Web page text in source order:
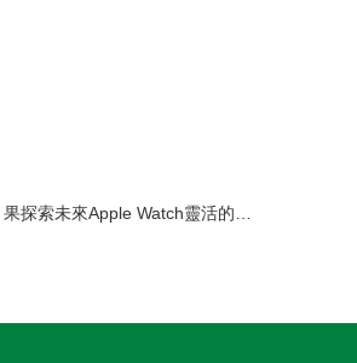
蘋（píng）果探索未來Apple Watch靈活的顯示設計